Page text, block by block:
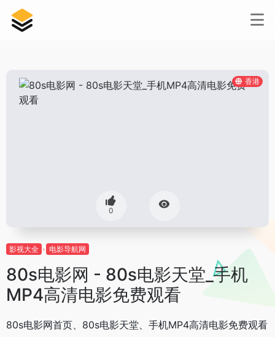
香港
0
影视大全 电影导航网
80s电影网 - 80s电影天堂_手机
MP4高清电影免费观看
80s电影网首页、80s电影天堂、手机MP4高清电影免费观看